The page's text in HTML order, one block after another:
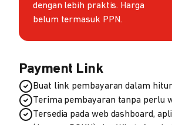
dengan lebih praktis. Harga
belum termasuk PPN.
Payment Link
Buat link pembayaran dalam
Terima pembayaran tanpa perlu
Tersedia pada web dashboard,